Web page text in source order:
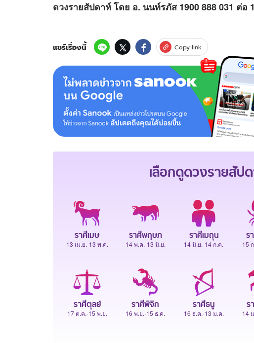
ดวงรายสัปดาห์ โดย อ. นนท์รภัส 1900 888 031 ต่อ
แชร์เรื่องนี้ Copy link
เลือกดูดวงรายสัป
ราศีเมษ
13 เม.ย.-13 พ.ค.
ราศีพฤษภ
14 พ.ค.-13 มิ.ย.
ราศีเมถุน
14 มิ.ย.-14 ก.ค.
ร
15
ราศีตุลย์
17 ต.ค.-15 พ.ย.
ราศีพิจิก
16 พ.ย.-15 ธ.ค.
ราศีธนู
16 ธ.ค.-13 ม.ค.
ร
14